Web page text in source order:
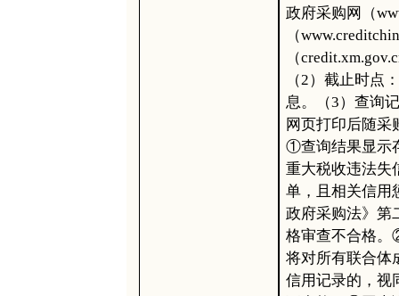
政府采购网（
（
（
（2）截止时点
息。（3）查询
网页打印后随采
①查询结果显示
重大税收违法失
单，且相关信用
政府采购法》第
格审查不合格。
将对所有联合体
信用记录的，视